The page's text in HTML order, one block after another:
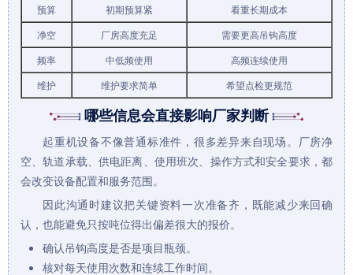
预算 初期预算紧
看重长期成本
净空
厂房高度充足
需要更高吊钩高度
频率
中低频使用
高频连续使用
维护
维护要求简单 希望点检更规范
哪些信息会直接影响厂家判断
起重机设备不像普通标准件，很多差异来自现场。厂房净
空、轨道承载、供电距离、使用班次、操作方式和安全要求，都
会改变设备配置和服务范围。
因此沟通时建议把关键资料一次准备齐，既能减少来回确
认，也能避免只按吨位得出偏差很大的报价。
确认吊钩高度是否是项目瓶颈。
核对每天使用次数和连续工作时间。